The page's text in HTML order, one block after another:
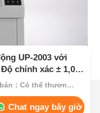
UP-2003 với
chính xác ± 1,0%
Giá bán：Có thể thương lượng
Chat ngay bây giờ